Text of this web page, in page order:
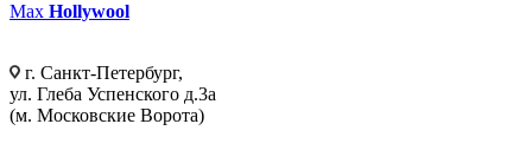
Max Hollywool
г. Санкт-Петербург,
ул. Глеба Успенского д.3а
(м. Московские Ворота)